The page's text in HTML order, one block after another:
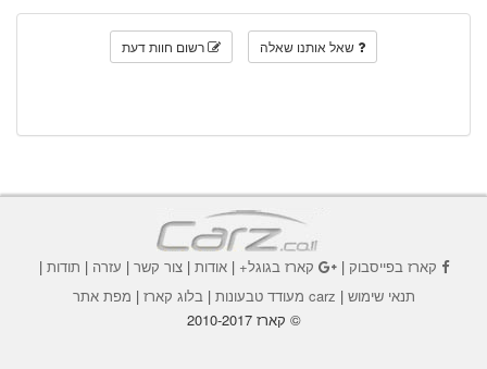
שאל אותנו שאלה רשום חוות דעת
קארז בפייסבוק| קארז בגוגל+|אודות |צור קשר | עזרה | תודות |
תנאי שימוש | carz מעודד טבעונות | בלוג קארז | מפת אתר
© קארז 2010-2017